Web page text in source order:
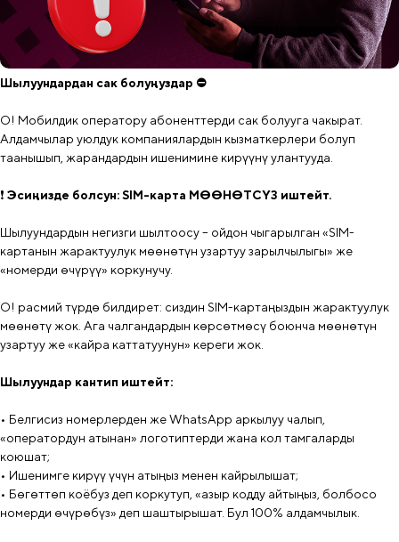
Шылуундардан сак болуңуздар ⛔️
О! Мобилдик оператору абоненттерди сак болууга чакырат.
Алдамчылар уюлдук компаниялардын кызматкерлери болуп
таанышып, жарандардын ишенимине кирүүнү улантууда.
❗ Эсиңизде болсун: SIM-карта МӨӨНӨТСҮЗ иштейт.
Шылуундардын негизги шылтоосу – ойдон чыгарылган «SIM-
картанын жарактуулук мөөнөтүн узартуу зарылчылыгы» же
«номерди өчүрүү» коркунучу.
О! расмий түрдө билдирет: сиздин SIM-картаңыздын жарактуулук
мөөнөтү жок. Ага чалгандардын көрсөтмөсү боюнча мөөнөтүн
узартуу же «кайра каттатуунун» кереги жок.
Шылуундар кантип иштейт:
• Белгисиз номерлерден же WhatsApp аркылуу чалып,
«оператордун атынан» логотиптерди жана кол тамгаларды
коюшат;
• Ишенимге кирүү үчүн атыңыз менен кайрылышат;
• Бөгөттөп коёбуз деп коркутуп, «азыр кодду айтыңыз, болбосо
номерди өчүрөбүз» деп шаштырышат. Бул 100% алдамчылык.